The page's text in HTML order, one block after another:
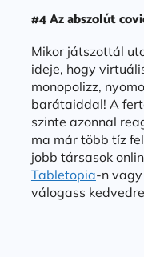
#4 Az abszolút
Mikor játszottál
ideje, hogy
monopolizz,
barátaiddal! A
szinte azonnal
ma már több tíz
jobb társasok
Tabletopia-n
válogass